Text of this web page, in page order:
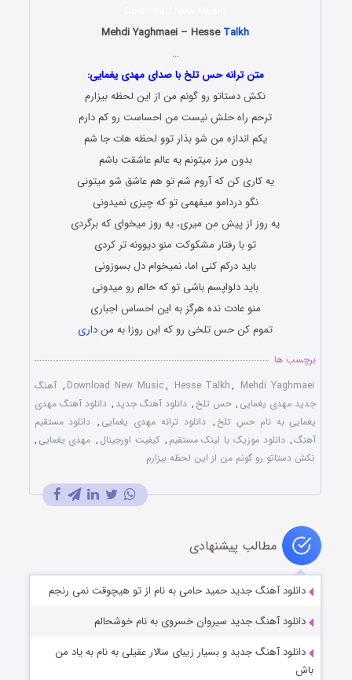
Mehdi Yaghmaei – HesseTalkh
…
متن ترانه حس تلخ با صدای مهدی یغمایی:
نکش دستاتو رو گونم من از این لحظه بیزارم
ترحم راه حلش نیست من احساست رو کم دارم
یکم اندازه من شو بذار توو لحظه هات جا شم
بدون مرز میتونم یه عالم عاشقت باشم
یه کارى کن که آروم شم تو هم عاشق شو میتونى
نگو دردامو میفهمى تو که چیزى نمیدونى
یه روز از پیش من میرى، یه روز میخواى که برگردى
تو با رفتار مشکوکت منو دیوونه تر کردى
باید درکم کنى اما، نمیخوام دل بسوزونى
باید دلواپسم باشى تو که حالم رو میدونى
منو عادت نده هرگز به این احساس اجبارى
تموم کن حس تلخى رو که این روزا به من دارى
برچسب ها
Download New Music, Hesse Talkh, Mehdi Yaghmaei
, آهنگ
جدید مهدی یغمایی , حس تلخ , دانلود آهنگ جدید , دانلود آهنگ مهدی
یغمایی به نام حس تلخ , دانلود ترانه مهدی یغمایی , دانلود مستقیم
آهنگ, دانلود موزیک با لینک مستقیم , کیفیت اورجینال , مهدی یغمایی ,
نكش دستاتو رو گونم من از اين لحظه بيزارم
مطالب پیشنهادی
دانلود آهنگ جدید حمید حامی به نام از تو هیچوقت نمی رنجم
دانلود آهنگ جدید سیروان خسروی به نام خوشحالم
دانلود آهنگ جدید و بسیار زیبای سالار عقیلی به نام به یاد من
باش